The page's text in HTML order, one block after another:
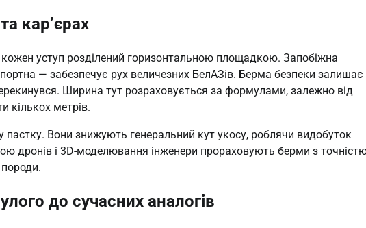
кар’єрах
кожен уступ розділений горизонтальною площадкою. Запобіжна
— забезпечує рух величезних БелАЗів. Берма безпеки залишає
Ширина тут розраховується за формулами, залежно від
кількох метрів.
пастку. Вони знижують генеральний кут укосу, роблячи видобуток
дронів і 3D-моделювання інженери прораховують берми з
до сучасних аналогів